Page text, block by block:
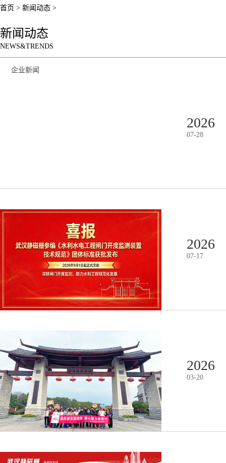
首页 > 新闻动态 >
新闻动态
NEWS&TRENDS
企业新闻
2026
07-28
2026
07-17
2026
03-20